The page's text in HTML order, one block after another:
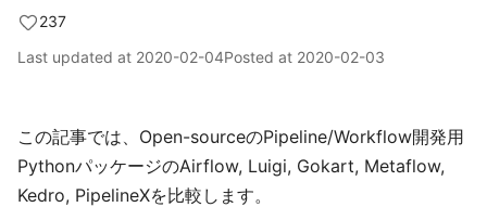
237
Last updated at 2020-02-04Posted at 2020-02-03
この記事では、Open-sourceのPipeline/Workflow開発用
PythonパッケージのAirflow, Luigi, Gokart, Metaflow,
Kedro, PipelineXを比較します。